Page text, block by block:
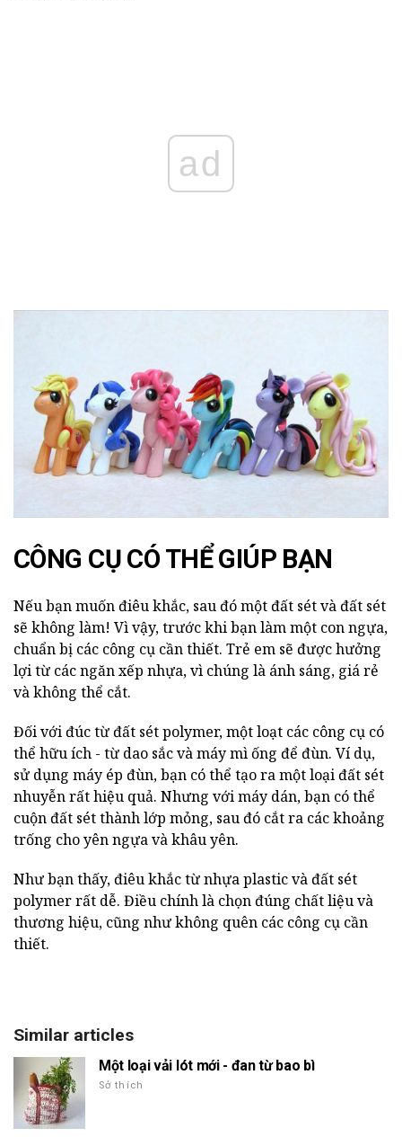
ad
CÔNG CỤ CÓ THỂ GIÚP BẠN
Nếu bạn muốn điêu khắc, sau đó một đất sét và đất sét
sẽ không làm! Vì vậy, trước khi bạn làm một con ngựa,
chuẩn bị các công cụ cần thiết. Trẻ em sẽ được hưởng
lợi từ các ngăn xếp nhựa, vì chúng là ánh sáng, giá rẻ
và không thể cắt.
Đối với đúc từ đất sét polymer, một loạt các công cụ có
thể hữu ích - từ dao sắc và máy mì ống để đùn. Ví dụ,
sử dụng máy ép đùn, bạn có thể tạo ra một loại đất sét
nhuyễn rất hiệu quả. Nhưng với máy dán, bạn có thể
cuộn đất sét thành lớp mỏng, sau đó cắt ra các khoảng
trống cho yên ngựa và khâu yên.
Như bạn thấy, điêu khắc từ nhựa plastic và đất sét
polymer rất dễ. Điều chính là chọn đúng chất liệu và
thương hiệu, cũng như không quên các công cụ cần
thiết.
Similar articles
Một loại vải lót mới - đan từ bao bì
Sở thích